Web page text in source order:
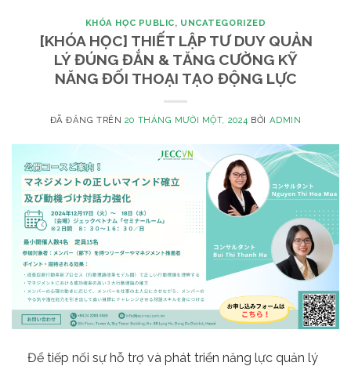
KHÓA HỌC PUBLIC, UNCATEGORIZED
[KHÓA HỌC] THIẾT LẬP TƯ DUY QUẢN
LÝ ĐÚNG ĐẮN & TĂNG CƯỜNG KỸ
NĂNG ĐỐI THOẠI TẠO ĐỘNG LỰC
ĐÃ ĐĂNG TRÊN 20 THÁNG MƯỜI MỘT, 2024 BỞI ADMIN
Để tiếp nối sự hỗ trợ và phát triển năng lực quản lý